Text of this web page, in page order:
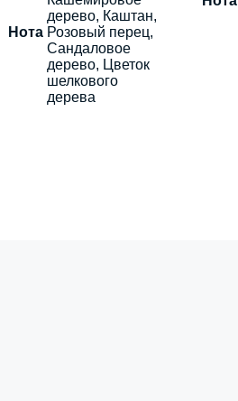
Нота
дерево, Каштан,
Розовый перец,
Сандаловое
дерево, Цветок
шелкового
дерева